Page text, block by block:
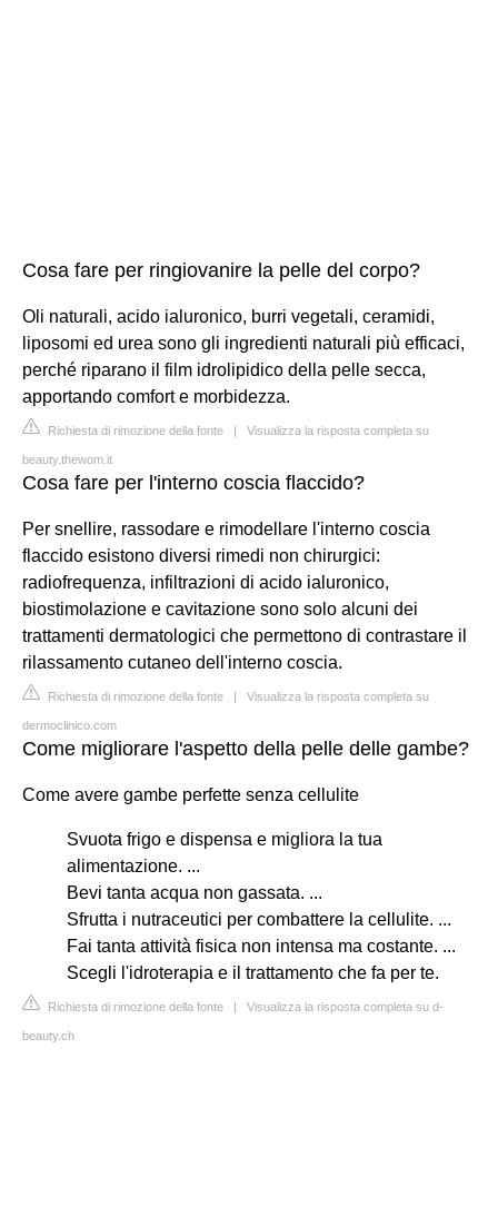
Cosa fare per ringiovanire la pelle del corpo?
Oli naturali, acido ialuronico, burri vegetali, ceramidi,
liposomi ed urea sono gli ingredienti naturali più efficaci,
perché riparano il film idrolipidico della pelle secca,
apportando comfort e morbidezza.
Richiesta di rimozione della fonte | Visualizza la risposta completa su
beauty.thewom.it
Cosa fare per l'interno coscia flaccido?
Per snellire, rassodare e rimodellare l'interno coscia
flaccido esistono diversi rimedi non chirurgici:
radiofrequenza, infiltrazioni di acido ialuronico,
biostimolazione e cavitazione sono solo alcuni dei
trattamenti dermatologici che permettono di contrastare il
rilassamento cutaneo dell'interno coscia.
Richiesta di rimozione della fonte | Visualizza la risposta completa su
dermoclinico.com
Come migliorare l'aspetto della pelle delle gambe?
Come avere gambe perfette senza cellulite
Svuota frigo e dispensa e migliora la tua
alimentazione. ...
Bevi tanta acqua non gassata. ...
Sfrutta i nutraceutici per combattere la cellulite. ...
Fai tanta attività fisica non intensa ma costante. ...
Scegli l'idroterapia e il trattamento che fa per te.
Richiesta di rimozione della fonte | Visualizza la risposta completa su d-
beauty.ch